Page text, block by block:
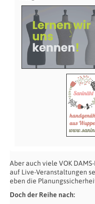
Aber auch viele VOK
auf Live-Veranstaltungen
eben die
Doch der Reihe nach: